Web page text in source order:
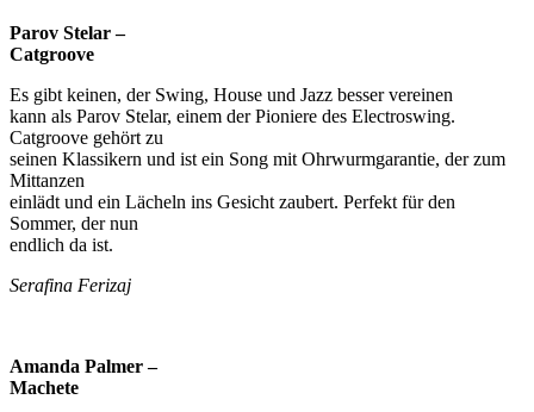
Parov Stelar –
Catgroove
Es gibt keinen, der Swing, House und Jazz besser vereinen
kann als Parov Stelar, einem der Pioniere des Electroswing.
Catgroove gehört zu
seinen Klassikern und ist ein Song mit Ohrwurmgarantie, der zum
Mittanzen
einlädt und ein Lächeln ins Gesicht zaubert. Perfekt für den
Sommer, der nun
endlich da ist.
Serafina Ferizaj
Amanda Palmer –
Machete